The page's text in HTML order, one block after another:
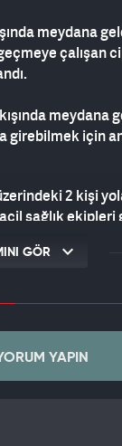
meydana
çalışan
meydana
girebilmek için
2 kişi
sağlık ekipleri
anlaşılan
hastaneye
başka bir
GÖR
YAPIN